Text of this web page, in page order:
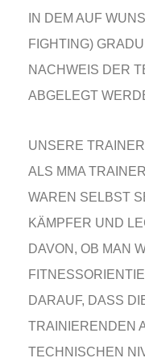
N DEM AUF
IGHTING)
ACHWEIS DER
BGELEGT
UNSERE
ALS MMA
WAREN SELBST
KÄMPFER UND
DAVON, OB MAN
DARAUF, DASS
TRAINIERENDEN
TECHNISCHEN